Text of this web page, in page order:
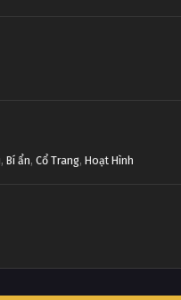
, Bí ẩn, Cổ Trang, Hoạt Hình